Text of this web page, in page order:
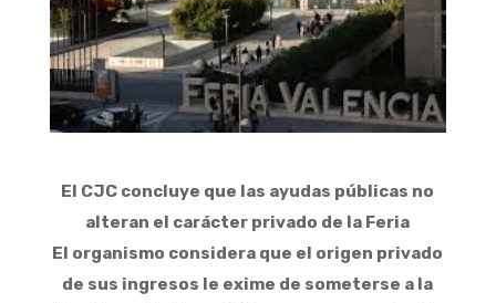
El CJC concluye que las ayudas públicas no
alteran el carácter privado de la Feria
El organismo considera que el origen privado
de sus ingresos le exime de someterse a la